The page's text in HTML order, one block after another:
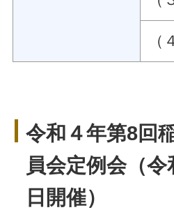
令和４年第8回
員会定例会（
日開催）